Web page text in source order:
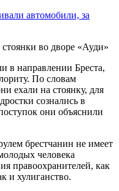
автомобили, за
в направлении Бреста,
По словам
ехали на стоянку, для
сознались в
они объяснили
брестчанин не имеет
человека
правоохранителей, как
и хулиганство.